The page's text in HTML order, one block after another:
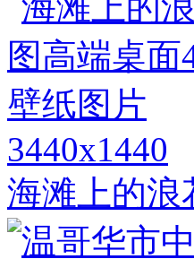
3440x1440
海滩上的浪